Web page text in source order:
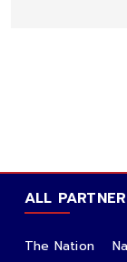
ALL PARTNER
The Nation